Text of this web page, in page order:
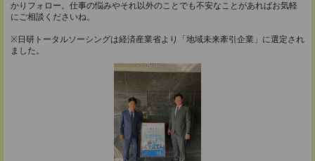
かりフォロー。仕事の悩みやそれ以外のことでも不安なことがあればお気軽
にご相談くださいね。
※日研トータルソーシングは経済産業省より「地域未来牽引企業」に選定され
ました。